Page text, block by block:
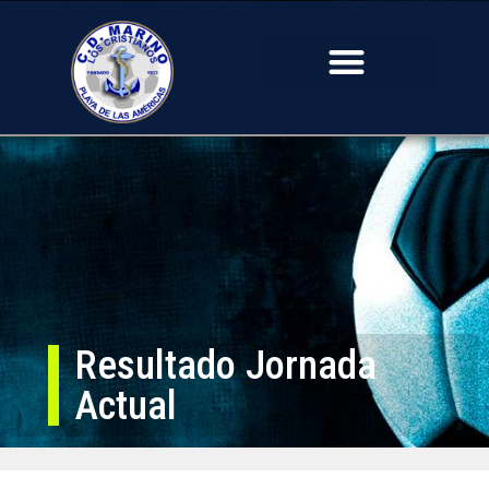
Resultado Jornada
Actual